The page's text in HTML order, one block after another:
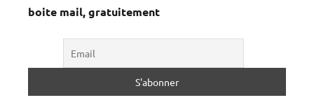
boite mail, gratuitement